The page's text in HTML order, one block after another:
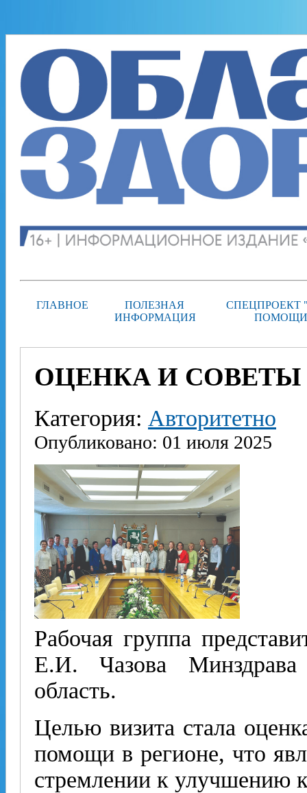
ГЛАВНОЕ
ПОЛЕЗНАЯ
ИНФОРМАЦИЯ
СПЕЦПРОЕКТ
ОЦЕНКА И СОВЕТЫ
Категория: Авторитетно
Опубликовано: 01 июля 2025
Рабочая группа
Е.И. Чазова
область.
Целью визита стала
помощи в регионе, что
стремлении к улучшению